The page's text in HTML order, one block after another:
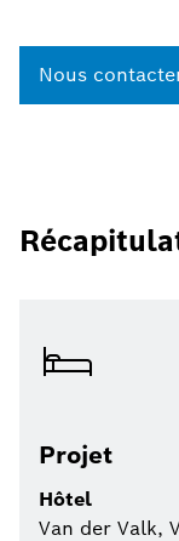
Nous
Projet
Hôtel
Van der Valk,